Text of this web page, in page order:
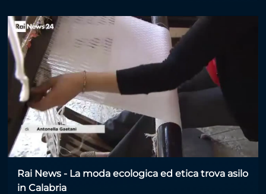
Rai News - La moda ecologica ed etica trova asilo
in Calabria